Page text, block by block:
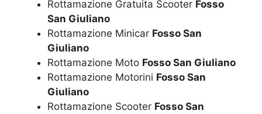
Rottamazione Gratuita Scooter Fosso
San Giuliano
Rottamazione Minicar Fosso San
Giuliano
Rottamazione Moto Fosso San Giuliano
Rottamazione Motorini Fosso San
Giuliano
Rottamazione Scooter Fosso San